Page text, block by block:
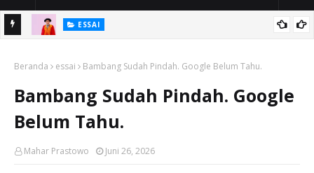
ESSAI
Tidak Berhenti di Panggung Wisuda
Beranda essai Bambang Sudah Pindah. Google Belum Tahu.
Bambang Sudah Pindah. Google
Belum Tahu.
Mahar Prastowo Juni 26, 2026